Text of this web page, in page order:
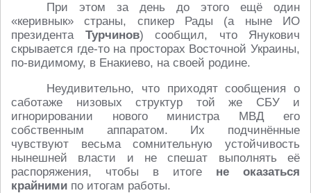
При этом за день до этого ещё один
«керивнык» страны, спикер Рады (а ныне ИО
президента Турчинов) сообщил, что Янукович
скрывается где-то на просторах Восточной Украины,
по-видимому, в Енакиево, на своей родине.
Неудивительно, что приходят сообщения о
саботаже низовых структур той же СБУ и
игнорировании нового министра МВД его
собственным аппаратом. Их подчинённые
чувствуют весьма сомнительную устойчивость
нынешней власти и не спешат выполнять её
распоряжения, чтобы в итоге не оказаться
крайними по итогам работы.